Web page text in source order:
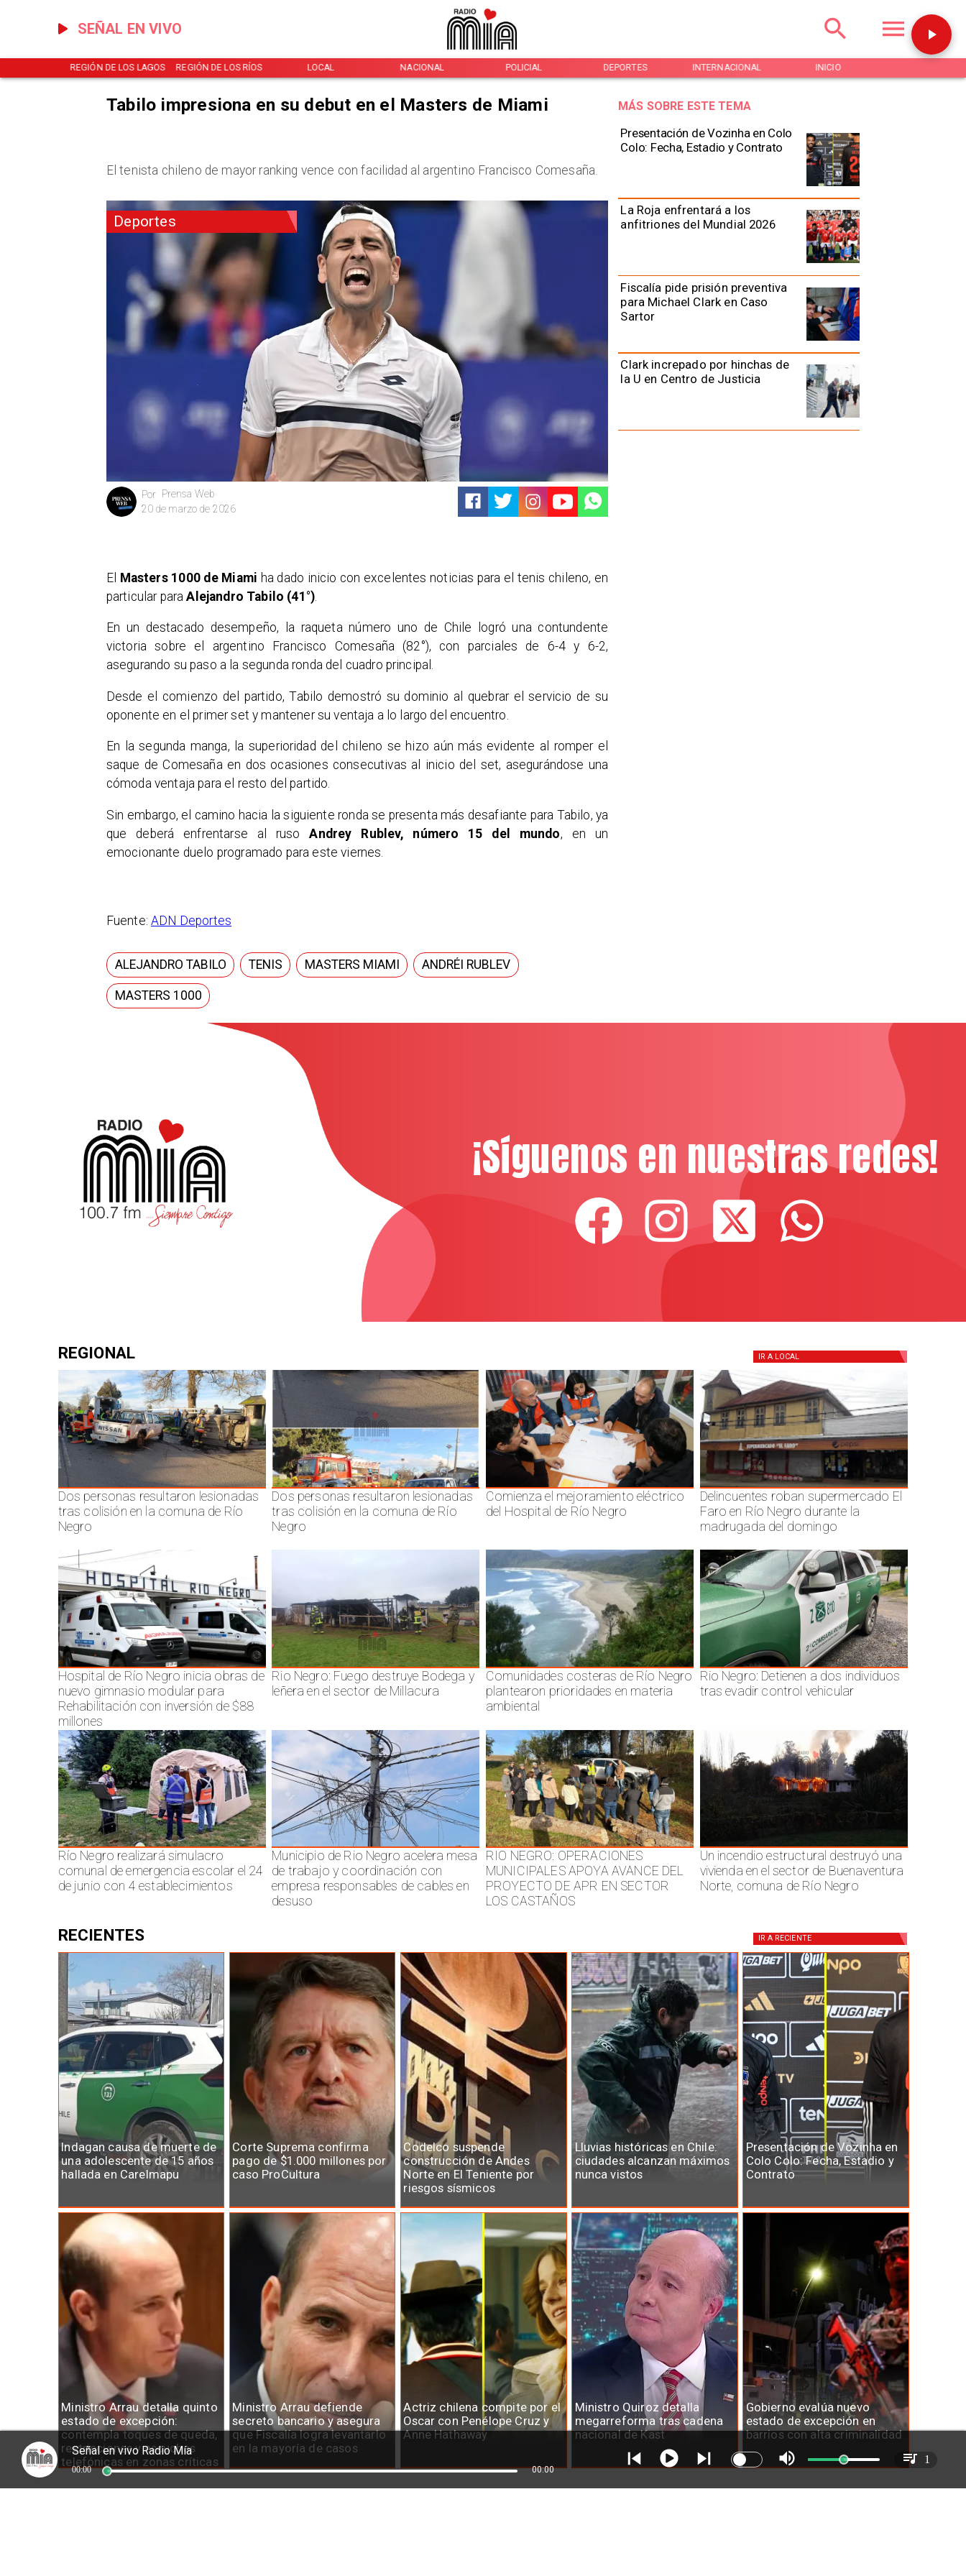
SEÑAL EN VIVO
REGIÓN DE LOS LAGOS REGIÓN DE LOS RÍOS LOCAL NACIONAL POLICIAL DEPORTES INTERNACIONAL INICIO
Deportes
Prensa Web
Por
20 de marzo de 2026
Presentación de Vozinha en Colo
Colo: Fecha, Estadio y Contrato
La Roja enfrentará a los
anfitriones del Mundial 2026
Fiscalía pide prisión preventiva
para Michael Clark en Caso
Sartor
Clark increpado por hinchas de
la U en Centro de Justicia
MÁS SOBRE ESTE TEMA
Tabilo impresiona en su debut en el Masters de Miami
El tenista chileno de mayor ranking vence con facilidad al argentino Francisco Comesaña.
El Masters 1000 de Miami ha dado inicio con excelentes noticias para el tenis chileno, en
particular paraAlejandro Tabilo (41°)
En un destacado desempeño, la raqueta número uno de Chile logró una contundente
victoria sobre el argentino Francisco Comesaña (82°), con parciales de 6-4 y 6-2,
asegurando su paso a la segunda ronda del cuadro principal.
Desde el comienzo del partido, Tabilo demostró su dominio al quebrar el servicio de su
oponente en el primer set y mantener su ventaja a lo largo del encuentro.
En la segunda manga, la superioridad del chileno se hizo aún más evidente al romper el
saque de Comesaña en dos ocasiones consecutivas al inicio del set, asegurándose una
cómoda ventaja para el resto del partido.
Sin embargo, el camino hacia la siguiente ronda se presenta más desafiante para Tabilo, ya
que deberá enfrentarse al rusoAndrey Rublev, número 15 del mundo, en un
emocionante duelo programado para este viernes.
Fuente:ADN Deportes
ALEJANDRO TABILO TENIS MASTERS MIAMI ANDRÉI RUBLEV
MASTERS 1000
¡Síguenos en nuestras redes!
REGIONAL IR A LOCAL
Dos personas resultaron lesionadas
tras colisión en la comuna de Río
Negro
Dos personas resultaron lesionadas
tras colisión en la comuna de Río
Negro
Comienza el mejoramiento eléctrico
del Hospital de Río Negro
Delincuentes roban supermercado El
Faro en Río Negro durante la
madrugada del domingo
Hospital de Río Negro inicia obras de
nuevo gimnasio modular para
Rehabilitación con inversión de $88
millones
Rio Negro: Fuego destruye Bodega y
leñera en el sector de Millacura
Comunidades costeras de Río Negro
plantearon prioridades en materia
ambiental
Rio Negro: Detienen a dos individuos
tras evadir control vehicular
Río Negro realizará simulacro
comunal de emergencia escolar el 24
de junio con 4 establecimientos
Municipio de Rio Negro acelera mesa
de trabajo y coordinación con
empresa responsables de cables en
desuso
RIO NEGRO: OPERACIONES
MUNICIPALES APOYA AVANCE DEL
PROYECTO DE APR EN SECTOR
LOS CASTAÑOS
Un incendio estructural destruyó una
vivienda en el sector de Buenaventura
Norte, comuna de Río Negro
Indagan causa de muerte de
una adolescente de 15 años
hallada en Carelmapu
Corte Suprema confirma
pago de $1.000 millones por
caso ProCultura
Codelco suspende
construcción de Andes
Norte en El Teniente por
riesgos sísmicos
Lluvias históricas en Chile:
ciudades alcanzan máximos
nunca vistos
Presentación de Vozinha en
Colo Colo: Fecha, Estadio y
Contrato
Ministro Arrau detalla quinto
estado de excepción:
contempla toques de queda,
restricciones y escuchas
telefónicas en zonas críticas
Ministro Arrau defiende
secreto bancario y asegura
que Fiscalía logra levantarlo
en la mayoría de casos
Actriz chilena compite por el
Oscar con Penélope Cruz y
Anne Hathaway
Ministro Quiroz detalla
megarreforma tras cadena
nacional de Kast
Gobierno evalúa nuevo
estado de excepción en
barrios con alta criminalidad
RECIENTES IR A RECIENTE
Señal en vivo Radio Mía
00:00 00:00
1